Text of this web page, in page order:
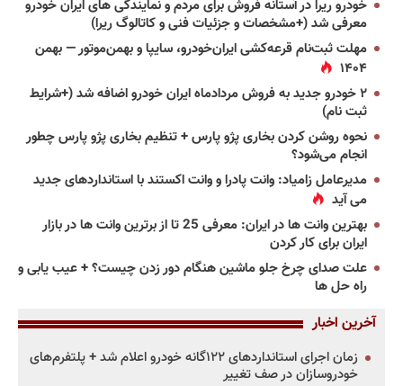
خودرو ریرا در آستانه فروش برای مردم و نمایندگی های ایران خودرو
معرفی شد (+مشخصات و جزئیات فنی و کاتالوگ ریرا)
مهلت ثبت‌نام قرعه‌کشی ایران‌خودرو، سایپا و بهمن‌موتور — بهمن
۱۴۰۴
۲ خودرو جدید به فروش مردادماه ایران خودرو اضافه شد (+شرایط
ثبت نام)
نحوه روشن کردن بخاری پژو پارس + تنظیم بخاری پژو پارس چطور
انجام می‌شود؟
مدیرعامل زامیاد: وانت پادرا و وانت اکستند با استانداردهای جدید
می آید
بهترین وانت ها در ایران: معرفی 25 تا از برترین وانت ها در بازار
ایران برای کار کردن
علت صدای چرخ جلو ماشین هنگام دور زدن چیست؟ + عیب یابی و
راه حل ها
آخرین اخبار
زمان اجرای استانداردهای ۱۲۲گانه خودرو اعلام شد + پلتفرم‌های
خودروسازان در صف تغییر